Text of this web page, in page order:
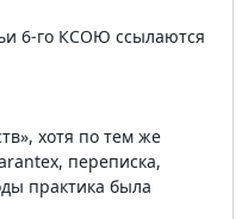
6-го КСОЮ ссылаются
хотя по тем же
переписка,
практика была